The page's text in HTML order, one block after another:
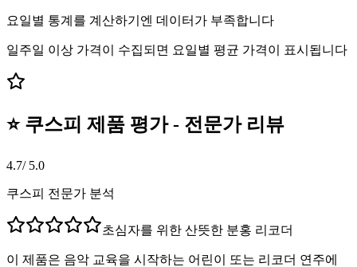
요일별 통계를 계산하기엔 데이터가 부족합니다
일주일 이상 가격이 수집되면 요일별 평균 가격이 표시됩니다
⭐ 쿠스피 제품 평가 - 전문가 리뷰
4.7/ 5.0
쿠스피 전문가 분석
초심자를 위한 산뜻한 분홍 리코더
이 제품은 음악 교육을 시작하는 어린이 또는 리코더 연주에